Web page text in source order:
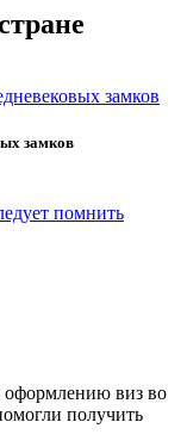
замков
оформлению виз во
получить